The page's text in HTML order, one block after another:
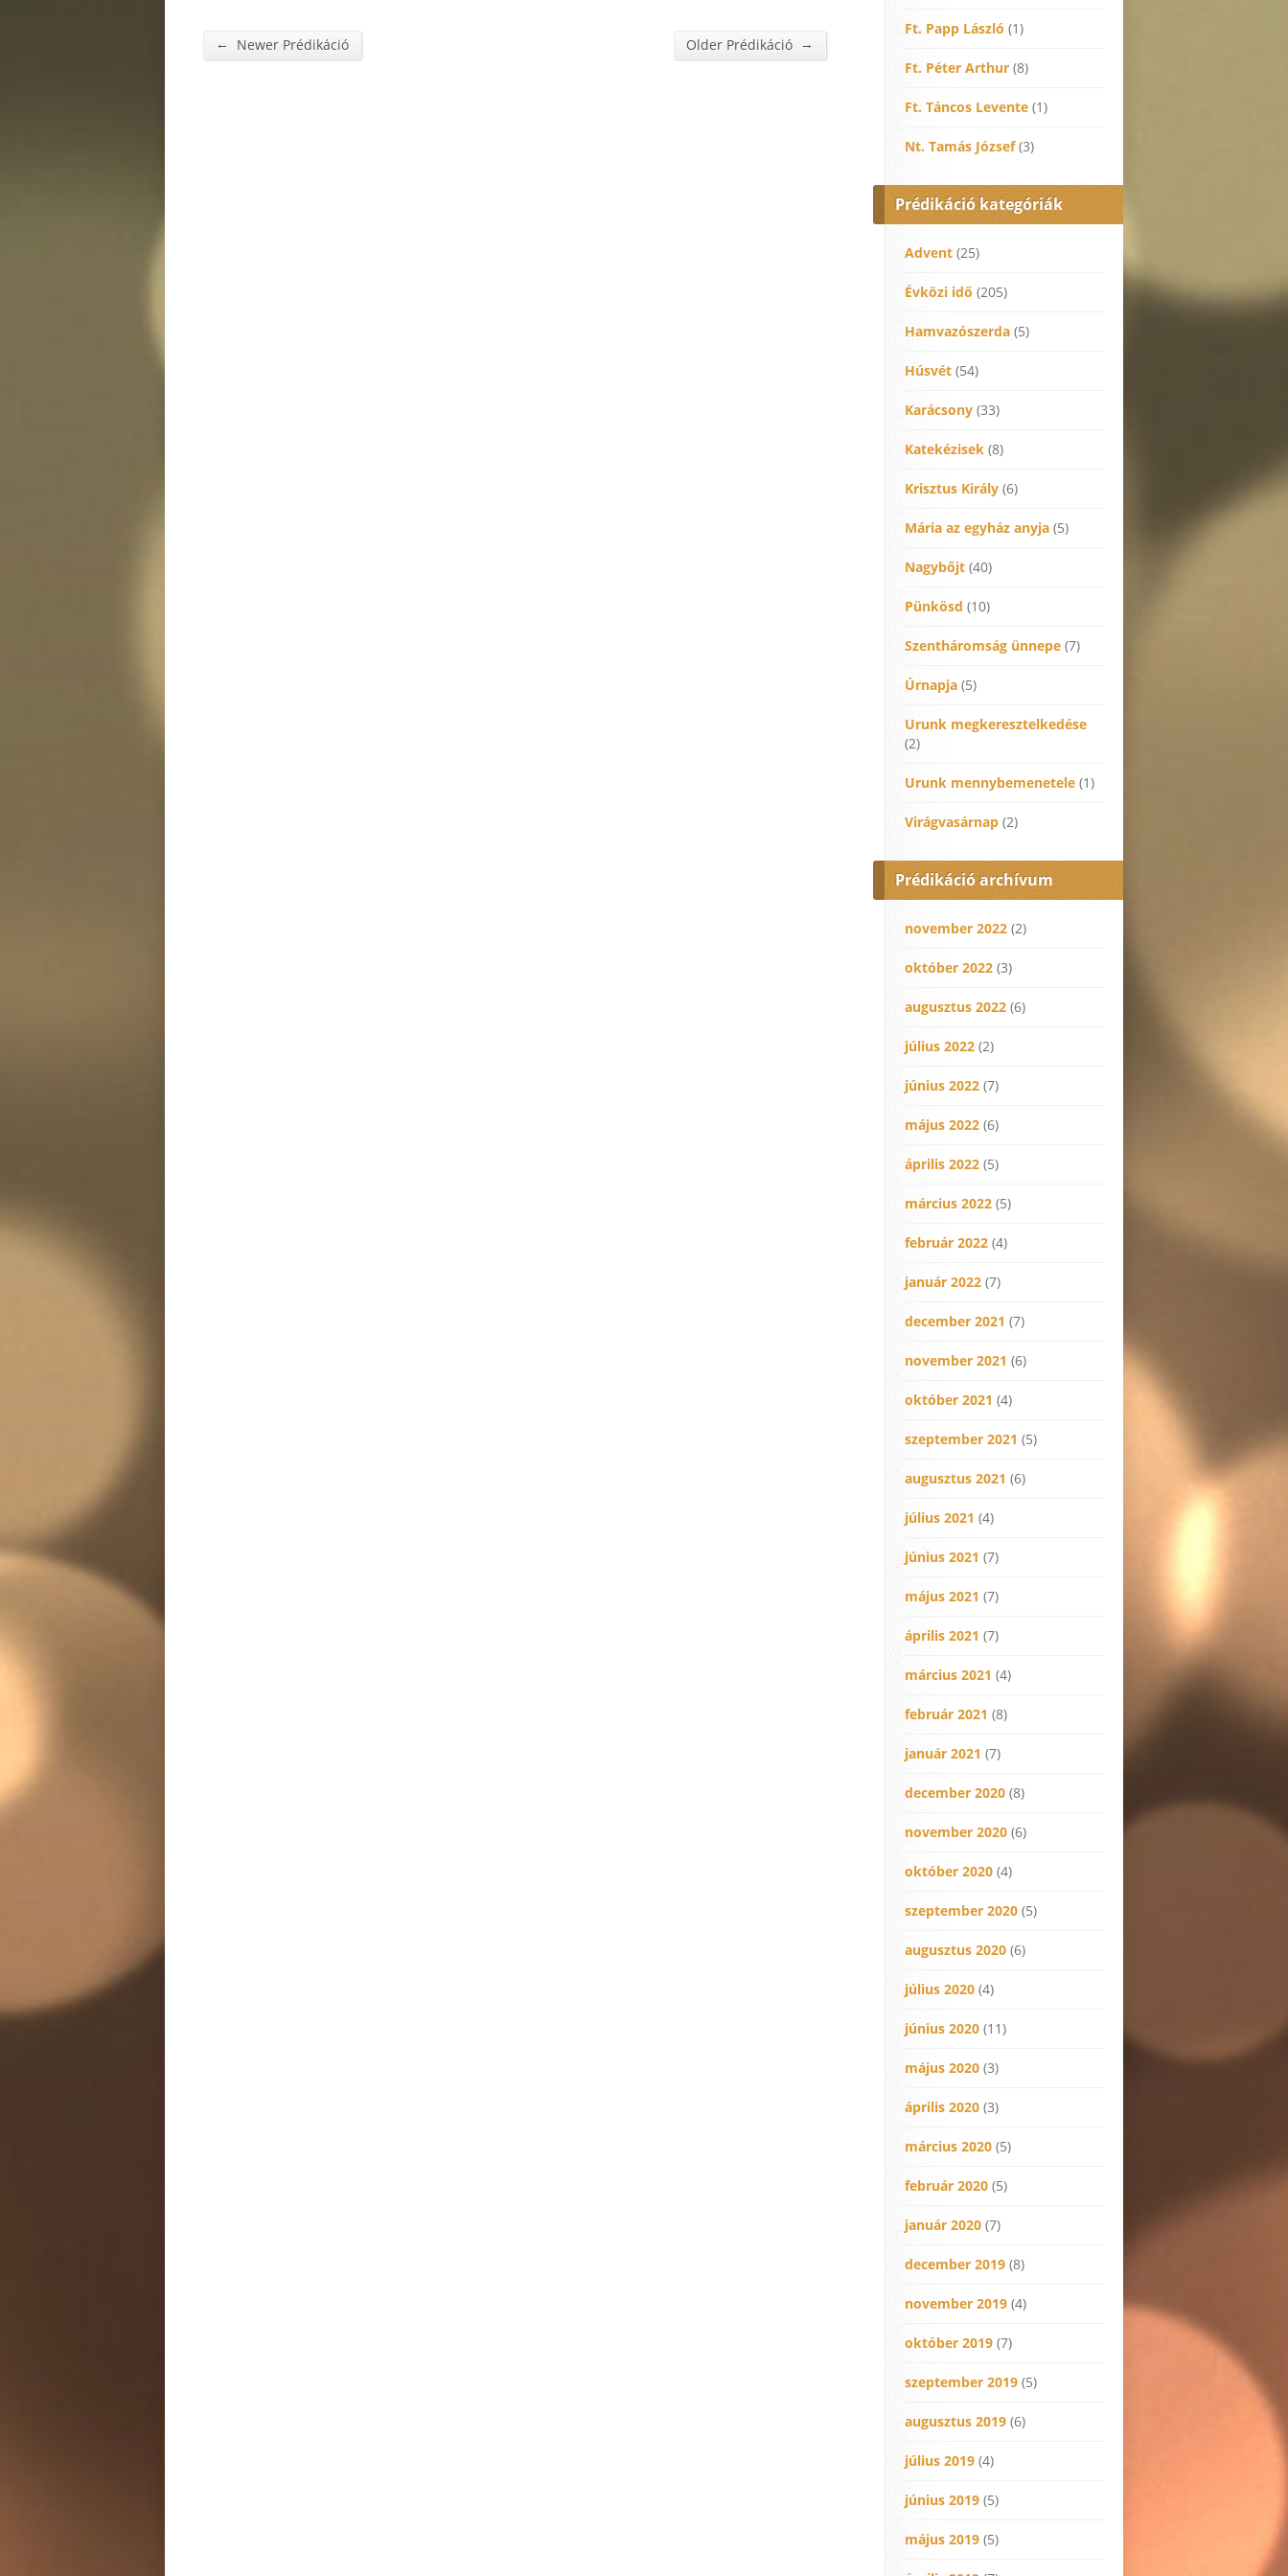
← Newer Prédikáció Older Prédikáció →
Ft. Papp László (1)
Ft. Péter Arthur (8)
Ft. Táncos Levente (1)
Nt. Tamás József(3)
Prédikáció kategóriák
Advent (25)
Évközi idő (205)
Hamvazószerda (5)
Húsvét (54)
Karácsony (33)
Katekézisek (8)
Krisztus Király (6)
Mária az egyház anyja (5)
Nagybőjt (40)
Pünkösd (10)
Szentháromság ünnepe (7)
Úrnapja (5)
Urunk megkeresztelkedése
(2)
Urunk mennybemenetele (1)
Virágvasárnap (2)
Prédikáció archívum
november 2022 (2)
október 2022 (3)
augusztus 2022 (6)
július 2022 (2)
június 2022 (7)
május 2022 (6)
április 2022 (5)
március 2022 (5)
február 2022 (4)
január 2022 (7)
december 2021 (7)
november 2021 (6)
október 2021 (4)
szeptember 2021 (5)
augusztus 2021 (6)
július 2021 (4)
június 2021 (7)
május 2021 (7)
április 2021 (7)
március 2021 (4)
február 2021 (8)
január 2021 (7)
december 2020 (8)
november 2020 (6)
október 2020 (4)
szeptember 2020 (5)
augusztus 2020 (6)
július 2020 (4)
június 2020 (11)
május 2020 (3)
április 2020 (3)
március 2020 (5)
február 2020 (5)
január 2020 (7)
december 2019 (8)
november 2019 (4)
október 2019 (7)
szeptember 2019 (5)
augusztus 2019 (6)
július 2019 (4)
június 2019 (5)
május 2019 (5)